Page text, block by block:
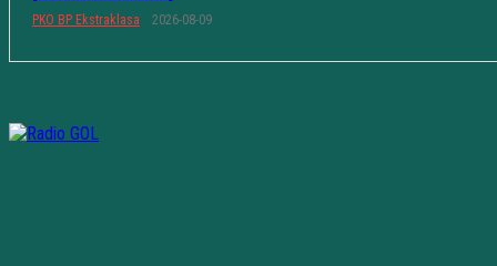
PKO BP Ekstraklasa 2026-08-09